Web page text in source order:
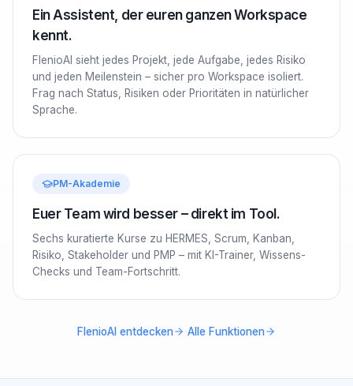
Ein Assistent, der euren ganzen Workspace
kennt.
FlenioAI sieht jedes Projekt, jede Aufgabe, jedes Risiko
und jeden Meilenstein – sicher pro Workspace isoliert.
Frag nach Status, Risiken oder Prioritäten in natürlicher
Sprache.
PM-Akademie
Euer Team wird besser – direkt im Tool.
Sechs kuratierte Kurse zu HERMES, Scrum, Kanban,
Risiko, Stakeholder und PMP – mit KI-Trainer, Wissens-
Checks und Team-Fortschritt.
FlenioAI entdecken Alle Funktionen